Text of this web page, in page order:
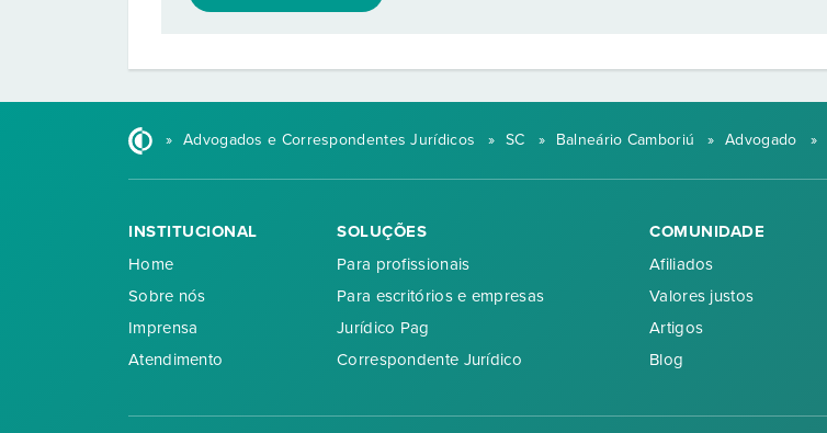
» Advogados e Correspondentes Jurídicos » SC » Balneário Camboriú » Advogado »
INSTITUCIONAL
Home
Sobre nós
Imprensa
Atendimento
SOLUÇÕES
Para profissionais
Para escritórios e empresas
Jurídico Pag
Correspondente Jurídico
COMUNIDADE
Afiliados
Valores justos
Artigos
Blog